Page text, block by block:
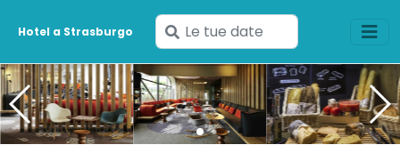
Hotel a Strasburgo
Inserisci
le
tue
date